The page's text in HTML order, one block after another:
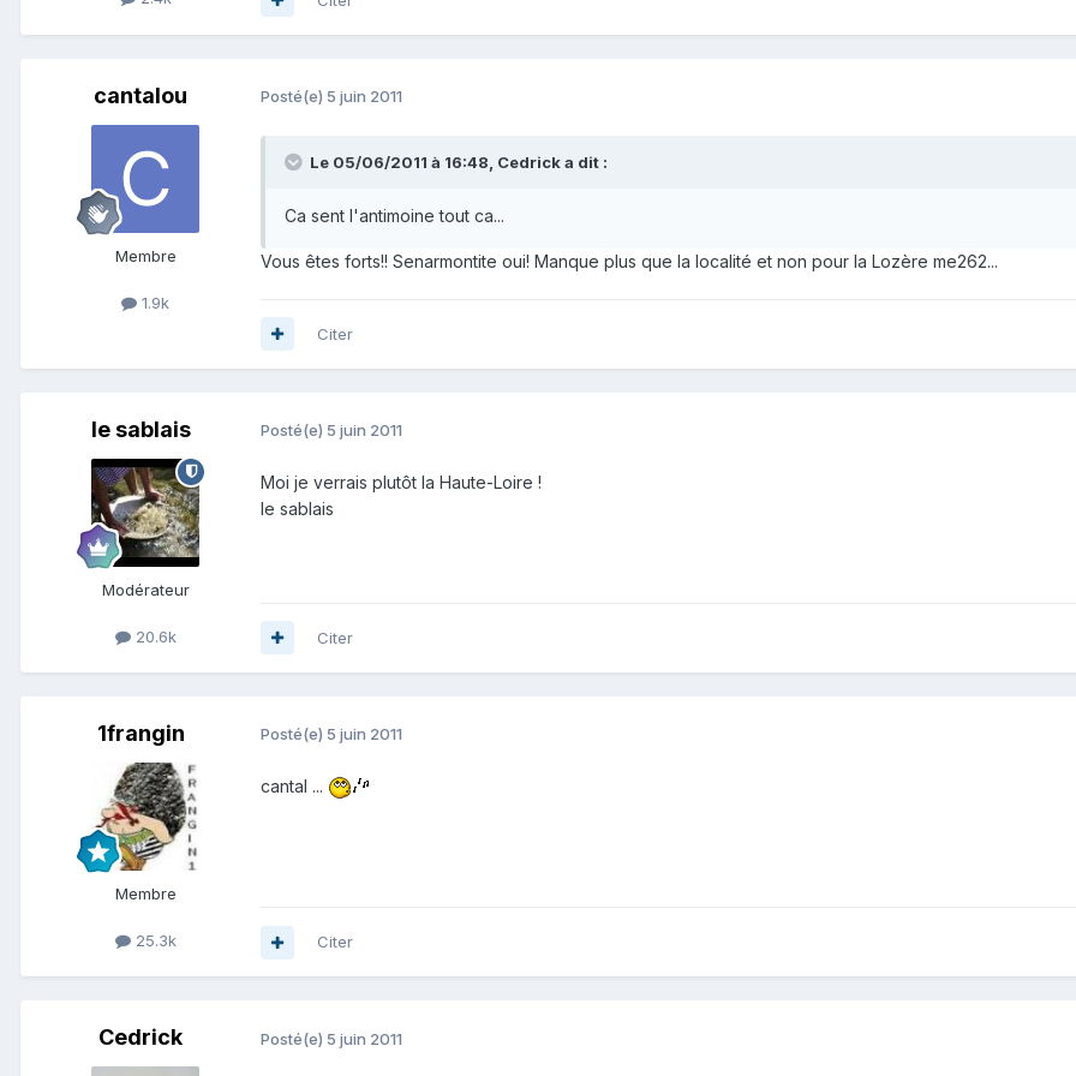
cantalou
Membre
1.9k
Posté(e) 5 juin 2011
Le 05/06/2011 à 16:48, Cedrick a dit :
Ca sent l'antimoine tout ca...
Vous êtes forts!! Senarmontite oui! Manque plus que la localité et non pour la Lozère me262...
Citer
le sablais
Modérateur
20.6k
Posté(e) 5 juin 2011
Moi je verrais plutôt la Haute-Loire !
le sablais
Citer
1frangin
Membre
25.3k
Posté(e) 5 juin 2011
cantal ...
Citer
Cedrick Posté(e) 5 juin 2011